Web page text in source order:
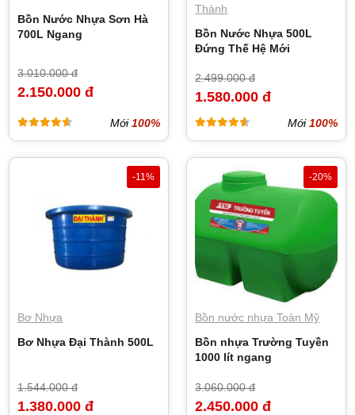
Bồn Nước Nhựa Sơn Hà
700L Ngang
3.010.000 đ
2.150.000 đ
Mới100%
Thành
Bồn Nước Nhựa 500L
Đứng Thế Hệ Mới
2.499.000 đ
1.580.000 đ
Mới100%
-11%
Bơ Nhựa
Bơ Nhựa Đại Thành 500L
1.544.000 đ
1.380.000 đ
-20%
Bồn nước nhựa Toàn Mỹ
Bồn nhựa Trường Tuyền
1000 lít ngang
3.060.000 đ
2.450.000 đ